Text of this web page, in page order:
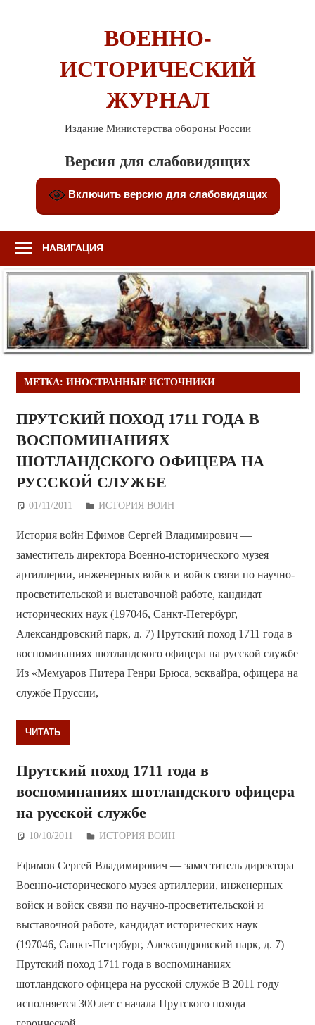
ВОЕННО-
ИСТОРИЧЕСКИЙ
ЖУРНАЛ
Издание Министерства обороны России
Версия для слабовидящих
Включить версию для слабовидящих
НАВИГАЦИЯ
МЕТКА: ИНОСТРАННЫЕ ИСТОЧНИКИ
ПРУТСКИЙ ПОХОД 1711 ГОДА В
ВОСПОМИНАНИЯХ
ШОТЛАНДСКОГО ОФИЦЕРА НА
РУССКОЙ СЛУЖБЕ
01/11/2011 Дежурный по Редакции
ИСТОРИЯ ВОИН
История войн Ефимов Сергей Владимирович —
заместитель директора Военно-исторического музея
артиллерии, инженерных войск и войск связи по научно-
просветительской и выставочной работе, кандидат
исторических наук (197046, Санкт-Петербург,
Александровский парк, д. 7) Прутский поход 1711 года в
воспоминаниях шотландского офицера на русской службе
Из «Мемуаров Питера Генри Брюса, эсквайра, офицера на
службе Пруссии,
ЧИТАТЬ
Прутский поход 1711 года в
воспоминаниях шотландского офицера
на русской службе
10/10/2011 Дежурный по Редакции
ИСТОРИЯ ВОИН
Ефимов Сергей Владимирович — заместитель директора
Военно-исторического музея артиллерии, инженерных
войск и войск связи по научно-просветительской и
выставочной работе, кандидат исторических наук
(197046, Санкт-Петербург, Александровский парк, д. 7)
Прутский поход 1711 года в воспоминаниях
шотландского офицера на русской службе В 2011 году
исполняется 300 лет с начала Прутского похода —